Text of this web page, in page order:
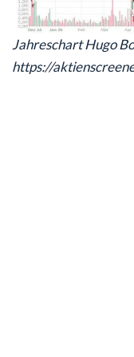
Jahreschart Hugo
https://